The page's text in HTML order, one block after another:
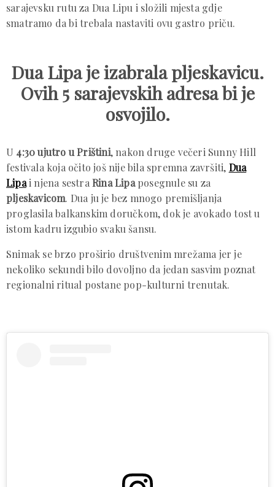
sarajevsku rutu za Dua Lipu i složili mjesta gdje
smatramo da bi trebala nastaviti ovu gastro priču.
Dua Lipa je izabrala pljeskavicu.
Ovih 5 sarajevskih adresa bi je
osvojilo.
U 4:30 ujutro u Prištini, nakon druge večeri Sunny Hill
festivala koja očito još nije bila spremna završiti, Dua
Lipai njena sestraRina Lipaposegnule su za
pljeskavicom. Dua ju je bez mnogo premišljanja
proglasila balkanskim doručkom, dok je avokado tost u
istom kadru izgubio svaku šansu.
Snimak se brzo proširio društvenim mrežama jer je
nekoliko sekundi bilo dovoljno da jedan sasvim poznat
regionalni ritual postane pop-kulturni trenutak.